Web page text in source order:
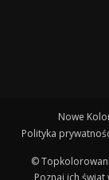
Nowe
Polityka
©